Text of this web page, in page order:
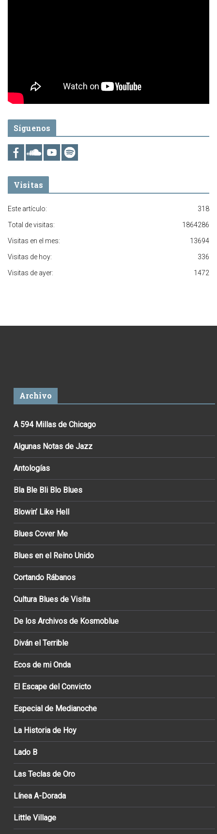
Síguenos
Visitas
318
Este artículo:
1864286
Total de visitas:
13694
Visitas en el mes:
336
Visitas de hoy:
1472
Visitas de ayer:
Archivo
A 594 Millas de Chicago
Algunas Notas de Jazz
Antologías
Bla Ble Bli Blo Blues
Blowin’ Like Hell
Blues Cover Me
Blues en el Reino Unido
Cortando Rábanos
Cultura Blues de Visita
De los Archivos de Kosmoblue
Diván el Terrible
Ecos de mi Onda
El Escape del Convicto
Especial de Medianoche
La Historia de Hoy
Lado B
Las Teclas de Oro
Línea A-Dorada
Little Village